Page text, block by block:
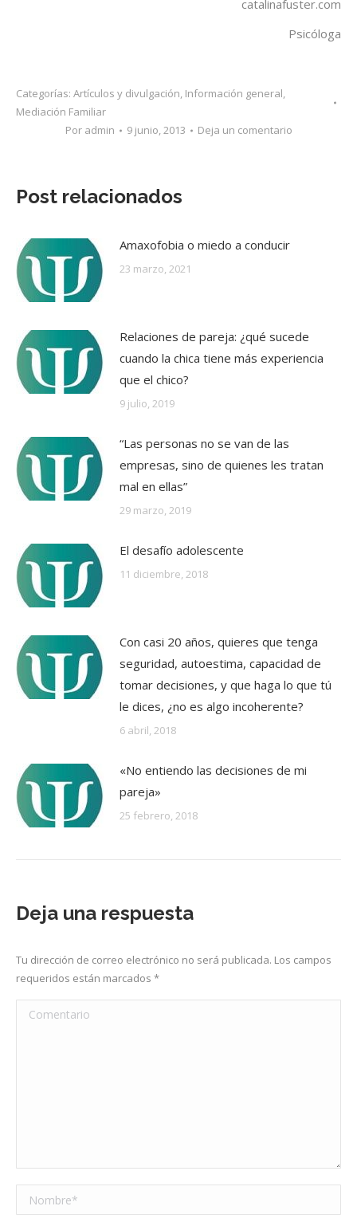
catalinafuster.com
Psicóloga
Categorías: Artículos y divulgación, Información general,
Mediación Familiar
Por admin 9 junio, 2013 Deja un comentario
Post relacionados
Amaxofobia o miedo a conducir
23 marzo, 2021
Relaciones de pareja: ¿qué sucede
cuando la chica tiene más experiencia
que el chico?
9 julio, 2019
“Las personas no se van de las
empresas, sino de quienes les tratan
mal en ellas”
29 marzo, 2019
El desafío adolescente
11 diciembre, 2018
Con casi 20 años, quieres que tenga
seguridad, autoestima, capacidad de
tomar decisiones, y que haga lo que tú
le dices, ¿no es algo incoherente?
6 abril, 2018
«No entiendo las decisiones de mi
pareja»
25 febrero, 2018
Deja una respuesta
Tu dirección de correo electrónico no será publicada. Los campos
requeridos están marcados *
Comentario
Nombre *